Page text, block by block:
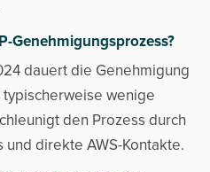
Genehmigungsprozess?
dauert die Genehmigung
typischerweise wenige
den Prozess durch
direkte AWS-Kontakte.